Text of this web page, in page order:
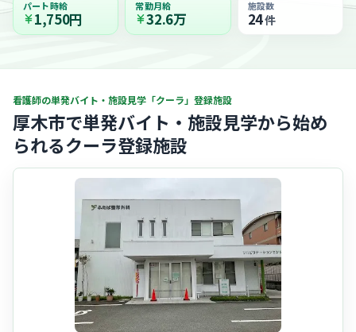
パート時給
1,750円
常勤月給
32.6万
施設数
24件
看護師の単発バイト・施設見学「クーラ」登録施設
厚木市で単発バイト・施設見学から始め
られるクーラ登録施設